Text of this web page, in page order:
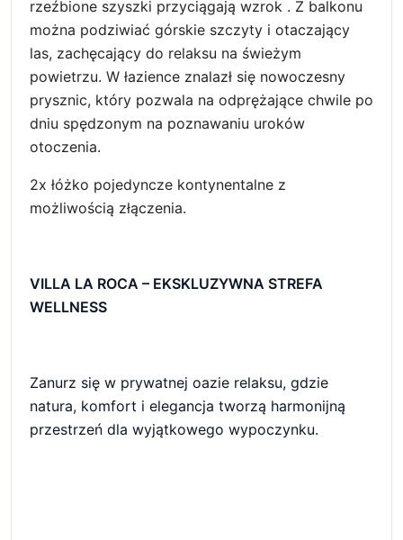
rzeźbione szyszki przyciągają wzrok . Z balkonu
można podziwiać górskie szczyty i otaczający
las, zachęcający do relaksu na świeżym
powietrzu. W łazience znalazł się nowoczesny
prysznic, który pozwala na odprężające chwile po
dniu spędzonym na poznawaniu uroków
otoczenia.
2x łóżko pojedyncze kontynentalne z
możliwością złączenia.
VILLA LA ROCA – EKSKLUZYWNA STREFA
WELLNESS
Zanurz się w prywatnej oazie relaksu, gdzie
natura, komfort i elegancja tworzą harmonijną
przestrzeń dla wyjątkowego wypoczynku.